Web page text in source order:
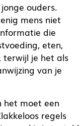
ouders.
mens niet
die
eten,
terwijl je het als
van je
het moet een
regels